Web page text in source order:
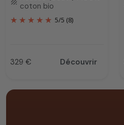
texture coton bio
5/5 (8)
Prix
329 € Découvrir